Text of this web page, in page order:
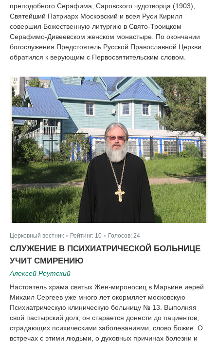
преподобного Серафима, Саровского чудотворца (1903),
Святейший Патриарх Московский и всея Руси Кирилл
совершил Божественную литургию в Свято-Троицком
Серафимо-Дивеевском женском монастыре. По окончании
богослужения Предстоятель Русской Православной Церкви
обратился к верующим с Первосвятительским словом.
Церковный вестник Рейтинг: 10 Голосов: 24
СЛУЖЕНИЕ В ПСИХИАТРИЧЕСКОЙ БОЛЬНИЦЕ
УЧИТ СМИРЕНИЮ
Алексей Реутский
Настоятель храма святых Жен-мироносиц в Марьине иерей
Михаил Сергеев уже много лет окормляет московскую
Психиатрическую клиническую больницу № 13. Выполняя
свой пастырский долг, он старается донести до пациентов,
страдающих психическими заболеваниями, слово Божие. О
встречах с этими людьми, о духовных причинах болезни и